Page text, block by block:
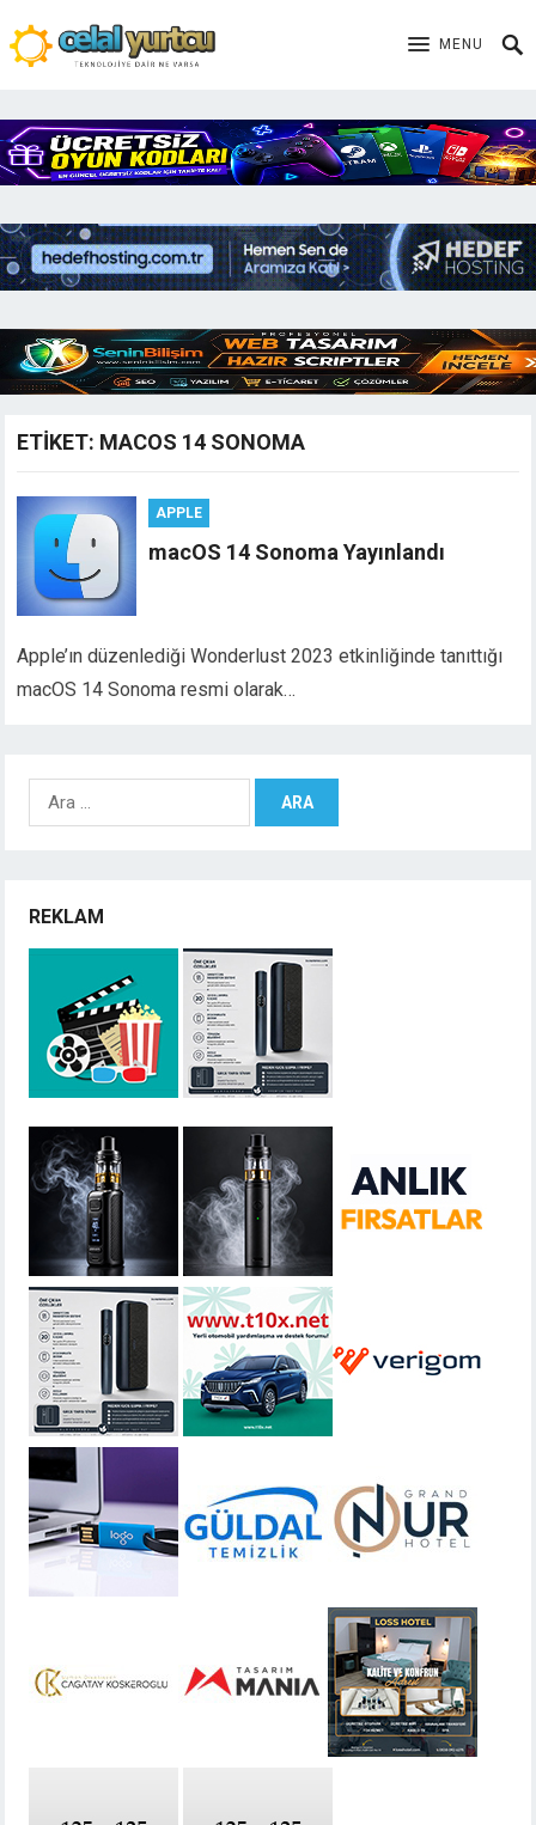
MENU
ETIKET: MACOS 14 SONOMA
APPLE
macOS 14 Sonoma Yayınlandı
Apple’ın düzenlediği Wonderlust 2023 etkinliğinde tanıttığı
macOS 14 Sonoma resmi olarak…
Arama:
REKLAM